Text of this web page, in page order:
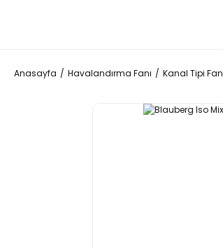
Anasayfa Havalandırma Fanı Kanal Tipi Fan